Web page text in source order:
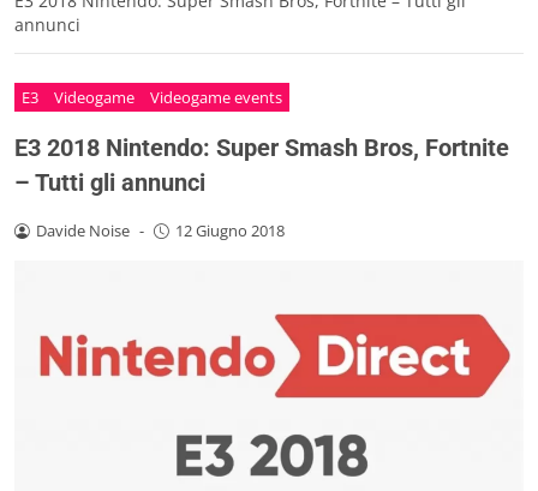
annunci
E3 Videogame Videogame events
E3 2018 Nintendo: Super Smash Bros, Fortnite
– Tutti gli annunci
Davide Noise - 12 Giugno 2018